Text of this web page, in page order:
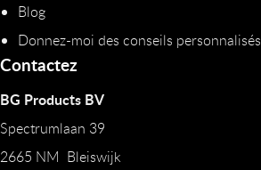
Blog
Donnez-moi des conseils personnalisés
Contactez
BG Products BV
Spectrumlaan 39
2665 NM Bleiswijk